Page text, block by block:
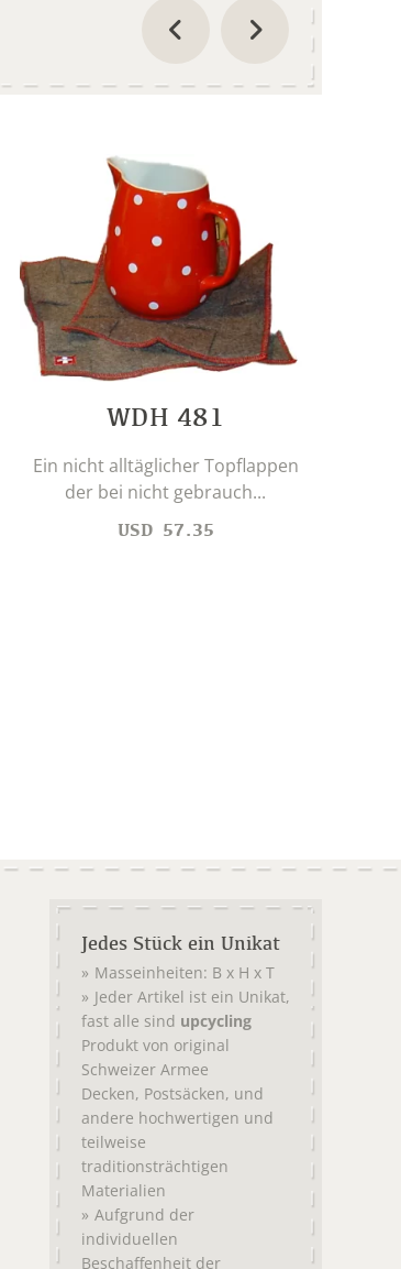
WDH 481
Ein nicht alltäglicher Topflappen
der bei nicht gebrauch...
USD 57.35
Jedes Stück ein Unikat
Masseinheiten: B x H x T
Jeder Artikel ist ein Unikat,
fast alle sind upcycling
Produkt von original
Schweizer Armee
Decken, Postsäcken, und
andere hochwertigen und
teilweise
traditionsträchtigen
Materialien
Aufgrund der
individuellen
Beschaffenheit der